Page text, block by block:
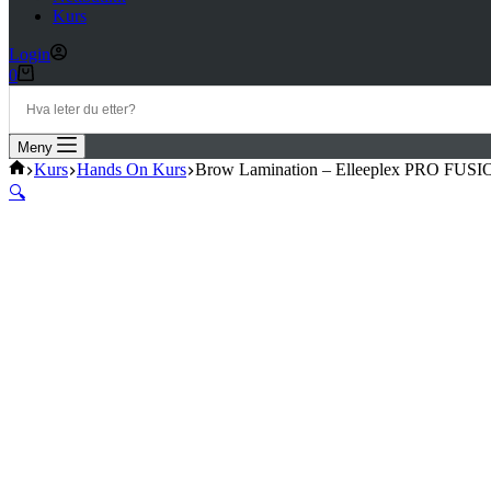
Kurs
Login
Handlekurv
0
Meny
Hjem
Kurs Hands On Kurs Brow Lamination – Elleeplex PRO
🔍